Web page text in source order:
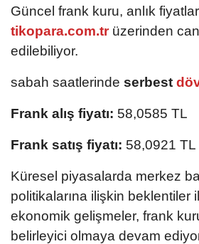
Güncel frank kuru, anlık
tikopara.com.trüzerinden
edilebiliyor.
sabah saatlerinde serbest
Frank alış fiyatı: 58,0585 TL
Frank satış fiyatı: 58,0921 TL
Küresel piyasalarda merkez
politikalarına ilişkin beklentiler
ekonomik gelişmeler, frank
belirleyici olmaya devam